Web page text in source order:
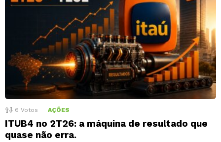
6 Votos AÇÕES
ITUB4 no 2T26: a máquina de resultado que
quase não erra.